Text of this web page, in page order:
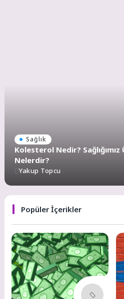
Sağlık
Kolesterol Nedir?
Nelerdir?
Yakup Topcu
Popüler İçerikler